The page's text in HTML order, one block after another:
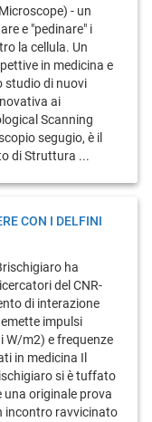
- un
e "pedinare" i
la cellula. Un
in medicina e
studio di nuovi
ai
Scanning
segugio, è il
di Struttura ...
CON I DELFINI
ha
del CNR-
di interazione
impulsi
W/m2) e frequenze
in medicina Il
si è tuffato
una originale prova
incontro ravvicinato